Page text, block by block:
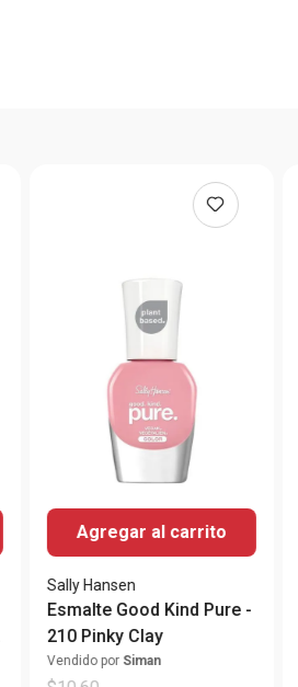
Agregar al carrito
Sally Hansen
Esmalte Good Kind Pure -
210 Pinky Clay
Vendido por Siman